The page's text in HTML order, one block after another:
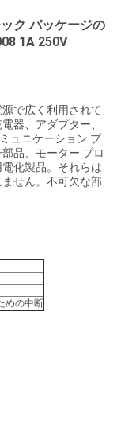
ク パッケージの
1A 250V
で広く利用されて
器、アダプター、
ュニケーション プ
品、モーター プロ
化製品。それらは
せん。不可欠な部
めの中断